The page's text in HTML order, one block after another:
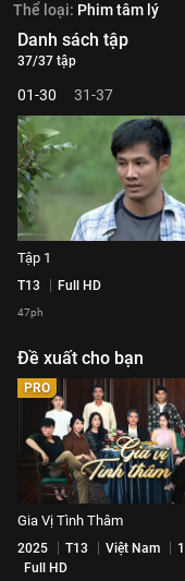
Thể loại: Phim tâm lý
Danh sách tập
37/37 tập
01-30 31-37
Tập 1
T13 Full HD
47ph
Đề xuất cho bạn
PRO
Gia Vị Tình Thâm
2025 T13 Việt Nam
Full HD